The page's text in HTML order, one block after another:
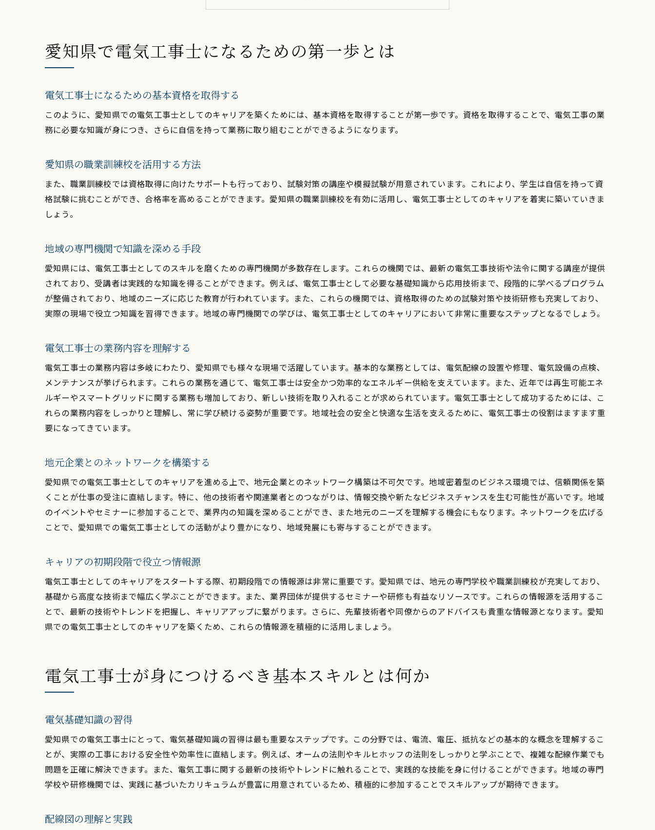
電気工事士の業務内容を理解する
キャリアの初期段階で役立つ情報源
電気工事士が身につけるべき基本スキルとは何か
安全基準の徹底遵守
工具の正しい使用法
愛知県での実践的トレーニングを活用する方法
実地研修プログラムの参加方法
同業者との交流での学び
技術向上につながるフィードバックの受け方
現場経験を積むためのインターンシップの重要性
インターンシップへの応募方法
電気工事士としてのキャリア形成における影響
プロフェッショナルネットワークの構築
実務経験が持つ履歴書での強み
電気工事士資格取得でキャリアを広げる方法
再資格取得に必要な情報
資格を活かした転職活動の戦略
資格保有者向けの専門研修
設備の安全管理と保守
災害時の電力復旧対応
地域エネルギー戦略への貢献
地域需要に基づくスキルの特化
地域資源を活用した新技術の導入
地域特性を反映した職場環境の選び方
愛知県で電気工事士として成功するための秘訣
継続的な学習とスキルアップの重要性
愛知県で電気工事士になるための第一歩とは
電気工事士になるための基本資格を取得する
このように、愛知県での電気工事士としてのキャリアを築くためには、基本資格を取得することが第一歩です。資格を取得することで、電気工事の業
務に必要な知識が身につき、さらに自信を持って業務に取り組むことができるようになります。
愛知県の職業訓練校を活用する方法
また、職業訓練校では資格取得に向けたサポートも行っており、試験対策の講座や模擬試験が用意されています。これにより、学生は自信を持って資
格試験に挑むことができ、合格率を高めることができます。愛知県の職業訓練校を有効に活用し、電気工事士としてのキャリアを着実に築いていきま
しょう。
地域の専門機関で知識を深める手段
愛知県には、電気工事士としてのスキルを磨くための専門機関が多数存在します。これらの機関では、最新の電気工事技術や法令に関する講座が提供
されており、受講者は実践的な知識を得ることができます。例えば、電気工事士として必要な基礎知識から応用技術まで、段階的に学べるプログラム
が整備されており、地域のニーズに応じた教育が行われています。また、これらの機関では、資格取得のための試験対策や技術研修も充実しており、
実際の現場で役立つ知識を習得できます。地域の専門機関での学びは、電気工事士としてのキャリアにおいて非常に重要なステップとなるでしょう。
電気工事士の業務内容を理解する
電気工事士の業務内容は多岐にわたり、愛知県でも様々な現場で活躍しています。基本的な業務としては、電気配線の設置や修理、電気設備の点検、
メンテナンスが挙げられます。これらの業務を通じて、電気工事士は安全かつ効率的なエネルギー供給を支えています。また、近年では再生可能エネ
ルギーやスマートグリッドに関する業務も増加しており、新しい技術を取り入れることが求められています。電気工事士として成功するためには、こ
れらの業務内容をしっかりと理解し、常に学び続ける姿勢が重要です。地域社会の安全と快適な生活を支えるために、電気工事士の役割はますます重
要になってきています。
地元企業とのネットワークを構築する
愛知県での電気工事士としてのキャリアを進める上で、地元企業とのネットワーク構築は不可欠です。地域密着型のビジネス環境では、信頼関係を築
くことが仕事の受注に直結します。特に、他の技術者や関連業者とのつながりは、情報交換や新たなビジネスチャンスを生む可能性が高いです。地域
のイベントやセミナーに参加することで、業界内の知識を深めることができ、また地元のニーズを理解する機会にもなります。ネットワークを広げる
ことで、愛知県での電気工事士としての活動がより豊かになり、地域発展にも寄与することができます。
キャリアの初期段階で役立つ情報源
電気工事士としてのキャリアをスタートする際、初期段階での情報源は非常に重要です。愛知県では、地元の専門学校や職業訓練校が充実しており、
基礎から高度な技術まで幅広く学ぶことができます。また、業界団体が提供するセミナーや研修も有益なリソースです。これらの情報源を活用するこ
とで、最新の技術やトレンドを把握し、キャリアアップに繋がります。さらに、先輩技術者や同僚からのアドバイスも貴重な情報源となります。愛知
県での電気工事士としてのキャリアを築くため、これらの情報源を積極的に活用しましょう。
電気工事士が身につけるべき基本スキルとは何か
電気基礎知識の習得
愛知県での電気工事士にとって、電気基礎知識の習得は最も重要なステップです。この分野では、電流、電圧、抵抗などの基本的な概念を理解するこ
とが、実際の工事における安全性や効率性に直結します。例えば、オームの法則やキルヒホッフの法則をしっかりと学ぶことで、複雑な配線作業でも
問題を正確に解決できます。また、電気工事に関する最新の技術やトレンドに触れることで、実践的な技能を身に付けることができます。地域の専門
学校や研修機関では、実践に基づいたカリキュラムが豊富に用意されているため、積極的に参加することでスキルアップが期待できます。
配線図の理解と実践